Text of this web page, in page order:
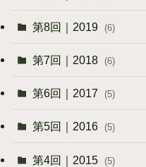
第8回｜2019 (6)
第7回｜2018 (6)
第6回｜2017 (5)
第5回｜2016 (5)
第4回｜2015 (5)